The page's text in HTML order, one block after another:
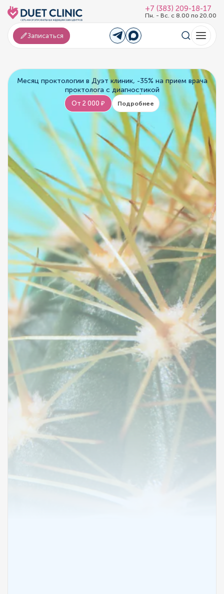
+7 (383) 209-18-17
Пн. - Вс. с 8.00 по 20.00
Записаться
Месяц проктологии в Дуэт клиник, -35% на прием врача
проктолога с диагностикой
От 2 000 ₽ Подробнее